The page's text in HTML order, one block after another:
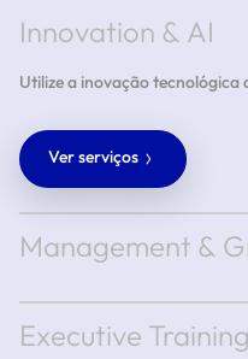
Innovation & AI
Utilize a inovação
Ver serviços
Management &
Executive Training